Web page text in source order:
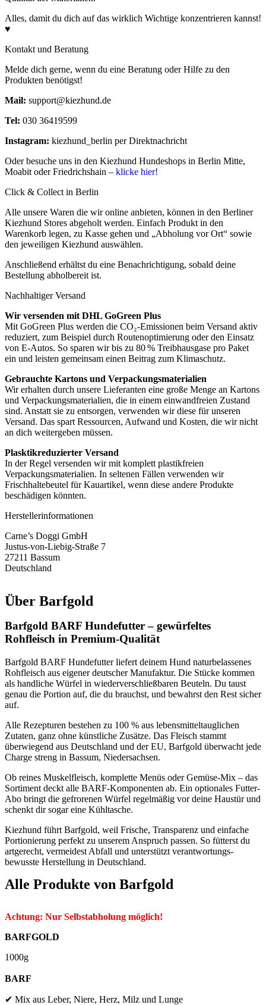
Alles, damit du dich auf das wirklich Wichtige konzentrieren kannst!
♥
Kontakt und Beratung
Melde dich gerne, wenn du eine Beratung oder Hilfe zu den
Produkten benötigst!
Mail: support@kiezhund.de
Tel: 030 36419599
Instagram: kiezhund_berlin per Direktnachricht
Oder besuche uns in den Kiezhund Hundeshops in Berlin Mitte,
Moabit oder Friedrichshain – klicke hier!
Click & Collect in Berlin
Alle unsere Waren die wir online anbieten, können in den Berliner
Kiezhund Stores abgeholt werden. Einfach Produkt in den
Warenkorb legen, zu Kasse gehen und „Abholung vor Ort“ sowie
den jeweiligen Kiezhund auswählen.
Anschließend erhältst du eine Benachrichtigung, sobald deine
Bestellung abholbereit ist.
Nachhaltiger Versand
Wir versenden mit DHL GoGreen Plus
Mit GoGreen Plus werden die CO₂-Emissionen beim Versand aktiv
reduziert, zum Beispiel durch Routenoptimierung oder den Einsatz
von E-Autos. So sparen wir bis zu 80 % Treibhausgase pro Paket
ein und leisten gemeinsam einen Beitrag zum Klimaschutz.
Gebrauchte Kartons und Verpackungsmaterialien
Wir erhalten durch unsere Lieferanten eine große Menge an Kartons
und Verpackungsmaterialien, die in einem einwandfreien Zustand
sind. Anstatt sie zu entsorgen, verwenden wir diese für unseren
Versand. Das spart Ressourcen, Aufwand und Kosten, die wir nicht
an dich weitergeben müssen.
Plasktikreduzierter Versand
In der Regel versenden wir mit komplett plastikfreien
Verpackungsmaterialien. In seltenen Fällen verwenden wir
Frischhaltebeutel für Kauartikel, wenn diese andere Produkte
beschädigen könnten.
Herstellerinformationen
Carne’s Doggi GmbH
Justus-von-Liebig-Straße 7
27211 Bassum
Deutschland
Über Barfgold
Barfgold BARF Hundefutter – gewürfeltes
Rohfleisch in Premium-Qualität
Barfgold BARF Hundefutter liefert deinem Hund naturbelassenes
Rohfleisch aus eigener deutscher Manufaktur. Die Stücke kommen
als handliche Würfel in wiederverschließbaren Beuteln. Du taust
genau die Portion auf, die du brauchst, und bewahrst den Rest sicher
auf.
Alle Rezepturen bestehen zu 100 % aus lebensmittel­tauglichen
Zutaten, ganz ohne künstliche Zusätze. Das Fleisch stammt
überwiegend aus Deutschland und der EU, Barfgold überwacht jede
Charge streng in Bassum, Niedersachsen.
Ob reines Muskelfleisch, komplette Menüs oder Gemüse-Mix – das
Sortiment deckt alle BARF-Komponenten ab. Ein optionales Futter-
Abo bringt die gefrorenen Würfel regelmäßig vor deine Haustür und
schenkt dir sogar eine Kühltasche.
Kiezhund führt Barfgold, weil Frische, Transparenz und einfache
Portionierung perfekt zu unserem Anspruch passen. So fütterst du
artgerecht, vermeidest Abfall und unterstützt verantwortungs­
bewusste Herstellung in Deutschland.
Alle Produkte von Barfgold
Achtung: Nur Selbstabholung möglich!
BARFGOLD
1000g
BARF
✔ Mix aus Leber, Niere, Herz, Milz und Lunge